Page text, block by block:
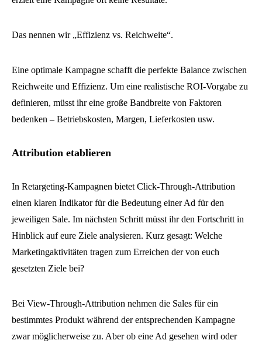
Das nennen wir „Effizienz vs. Reichweite“.
Eine optimale Kampagne schafft die perfekte Balance zwischen
Reichweite und Effizienz. Um eine realistische ROI-Vorgabe zu
definieren, müsst ihr eine große Bandbreite von Faktoren
bedenken – Betriebskosten, Margen, Lieferkosten usw.
Attribution etablieren
In Retargeting-Kampagnen bietet Click-Through-Attribution
einen klaren Indikator für die Bedeutung einer Ad für den
jeweiligen Sale. Im nächsten Schritt müsst ihr den Fortschritt in
Hinblick auf eure Ziele analysieren. Kurz gesagt: Welche
Marketingaktivitäten tragen zum Erreichen der von euch
gesetzten Ziele bei?
Bei View-Through-Attribution nehmen die Sales für ein
bestimmtes Produkt während der entsprechenden Kampagne
zwar möglicherweise zu. Aber ob eine Ad gesehen wird oder